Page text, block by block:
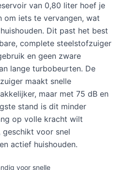
van 0,80 liter hoef je
om iets te vervangen, wat
Dit past het best
complete steelstofzuiger
en geen zware
lange turbobeurten. De
maakt snelle
maar met 75 dB en
stand is dit minder
op volle kracht wilt
geschikt voor snel
actief huishouden.
voor snelle